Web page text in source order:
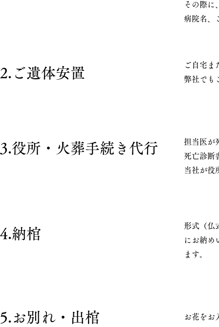
2.ご遺体安置
3.役所・火葬手続き代行
4.納棺
​5.お別れ・出棺
その際に
病院名、
ご自宅ま
弊社でも
担当医が
死亡診断
当社が役
形式（仏
にお納め
ます。
お花をお